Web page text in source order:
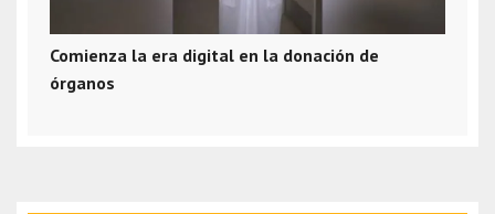
Comienza la era digital en la donación de
órganos